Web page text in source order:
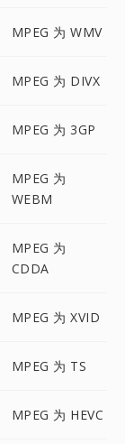
MPEG 为 WMV
MPEG 为 DIVX
MPEG 为 3GP
MPEG 为
WEBM
MPEG 为
CDDA
MPEG 为 XVID
MPEG 为 TS
MPEG 为 HEVC